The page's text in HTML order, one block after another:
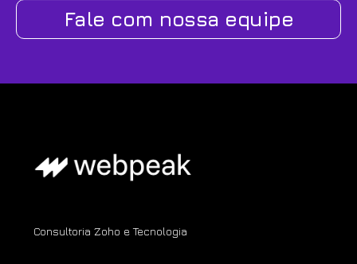
Fale com nossa equipe
Consultoria Zoho e Tecnologia